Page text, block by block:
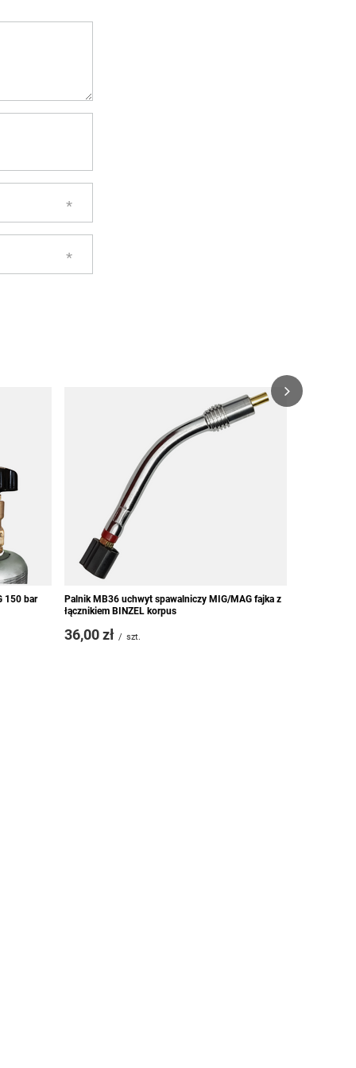
150 bar
Palnik MB36 uchwyt spawalniczy MIG/MAG fajka z
łącznikiem BINZEL korpus
36,00 zł / szt.
Końcówka